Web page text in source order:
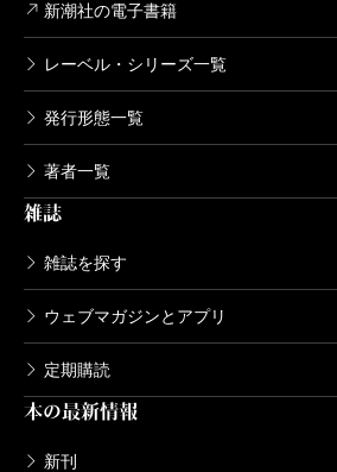
新潮社の電子書籍
レーベル・シリーズ一覧
発行形態一覧
著者一覧
雑誌
雑誌を探す
ウェブマガジンとアプリ
定期購読
本の最新情報
新刊